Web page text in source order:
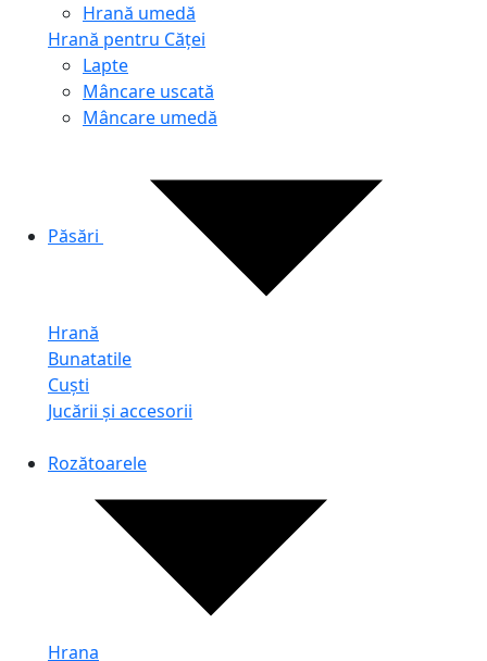
Hrană umedă
Hrană pentru Căței
Lapte
Mâncare uscată
Mâncare umedă
Păsări
Hrană
Bunatatile
Cuști
Jucării și accesorii
Rozătoarele
Hrana